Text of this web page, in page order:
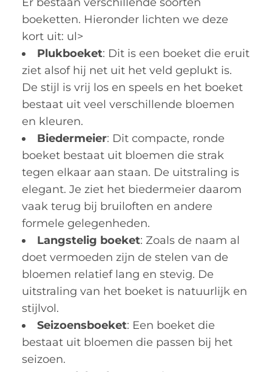
boeketten. Hieronder lichten we deze
kort uit: ul>
Plukboeket: Dit is een boeket die eruit
ziet alsof hij net uit het veld geplukt is.
De stijl is vrij los en speels en het boeket
bestaat uit veel verschillende bloemen
en kleuren.
Biedermeier: Dit compacte, ronde
boeket bestaat uit bloemen die strak
tegen elkaar aan staan. De uitstraling is
elegant. Je ziet het biedermeier daarom
vaak terug bij bruiloften en andere
formele gelegenheden.
Langstelig boeket: Zoals de naam al
doet vermoeden zijn de stelen van de
bloemen relatief lang en stevig. De
uitstraling van het boeket is natuurlijk en
stijlvol.
Seizoensboeket: Een boeket die
bestaat uit bloemen die passen bij het
seizoen.